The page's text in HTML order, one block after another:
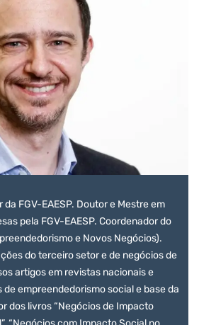
da FGV-EAESP. Doutor e Mestre em
pela FGV-EAESP. Coordenador do
e Novos Negócios).
do terceiro setor e de negócios de
artigos em revistas nacionais e
empreendedorismo social e base da
dos livros “Negócios de Impacto